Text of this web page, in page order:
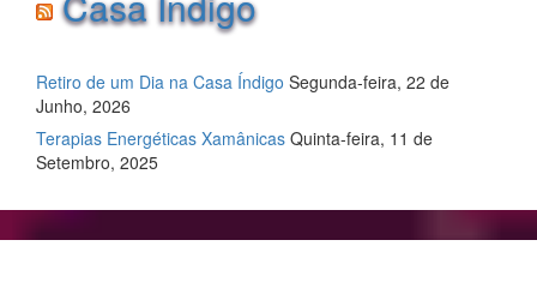
Retiro de um Dia na Casa Índigo Segunda-feira, 22 de
Junho, 2026
Terapias Energéticas Xamânicas Quinta-feira, 11 de
Setembro, 2025